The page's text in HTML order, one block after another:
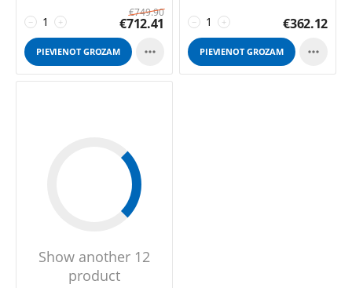
+
−
€749.90
€712.41
PIEVIENOT GROZAM 
+
− €362.12
PIEVIENOT GROZAM 
Show another 12
product